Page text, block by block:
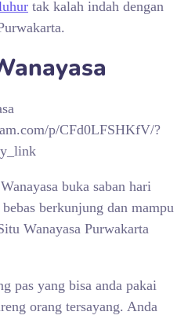
tak kalah indah dengan
p/CFd0LFSHKfV/?
buka saban hari
berkunjung dan mampu
Wanayasa Purwakarta
pas yang bisa anda pakai
orang tersayang. Anda